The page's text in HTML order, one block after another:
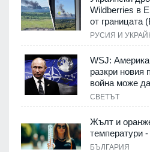
Wildberries в
от
РУСИЯ И
WSJ:
разкри новия
война може
СВЕТЪТ
Жълт и
температури
БЪЛГАРИЯ